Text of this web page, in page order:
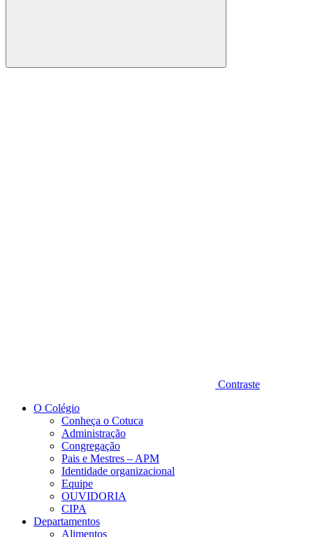
Buscar
Contraste
O Colégio
Conheça o Cotuca
Administração
Congregação
Pais e Mestres – APM
Identidade organizacional
Equipe
OUVIDORIA
CIPA
Departamentos
Alimentos